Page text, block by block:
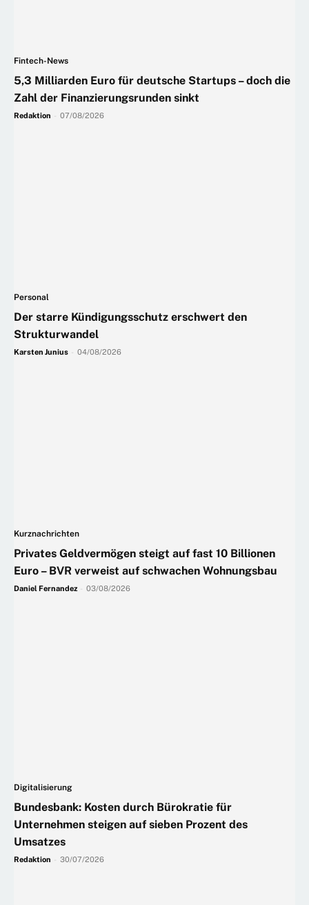
Fintech-News
5,3 Milliarden Euro für deutsche Startups – doch die
Zahl der Finanzierungsrunden sinkt
Redaktion 07/08/2026
Personal
Der starre Kündigungsschutz erschwert den
Strukturwandel
Karsten Junius 04/08/2026
Kurznachrichten
Privates Geldvermögen steigt auf fast 10 Billionen
Euro – BVR verweist auf schwachen Wohnungsbau
Daniel Fernandez 03/08/2026
Digitalisierung
Bundesbank: Kosten durch Bürokratie für
Unternehmen steigen auf sieben Prozent des
Umsatzes
Redaktion 30/07/2026